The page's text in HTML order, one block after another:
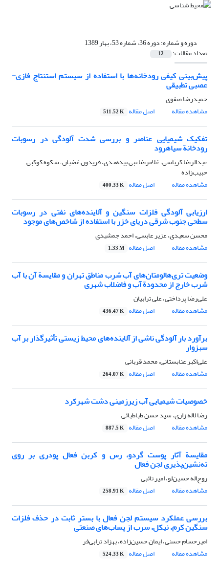
دوره و شماره:دوره 36، شماره 53، بهار 1389
تعداد مقالات: 12
پیش‌بینی کیفی رودخانه‌ها با استفاده از سیستم استنتاج فازی-
عصبی تطبیقی
حمیدرضا صفوی
مشاهده مقاله
اصل مقاله 511.52 K
تفکیک شیمیایی عناصر و بررسی شدت آلودگی در رسوبات
رودخانة سیاهرود
عبدالرضا کرباسی، غلامرضا نبی بیدهندی، فریدون غضبان، شکوه کوکبی
حبیب‌زاده
مشاهده مقاله
اصل مقاله 400.33 K
ارزیابی آلودگی فلزات سنگین و آلاینده‌های نفتی در رسوبات
سطحی جنوب شرقی دریای خزر با استفاده از شاخص‌های موجود
محسن سعیدی، عزیر عابسی، احمد جمشیدی
مشاهده مقاله
اصل مقاله 1.33 M
وضعیت تری‌هالومتان‌های آب شرب مناطق تهران و مقایسة آن با آب
شرب خارج از محدودة آب و فاضلاب شهری
علی‌رضا پرداختی، علی ترابیان
مشاهده مقاله
اصل مقاله 436.47 K
برآورد بار آلودگی ناشی از آلاینده‌های محیط زیستی تأثیرگذار بر آب
سبزوار
علی‌اکبر عنابستانی، محمد قربانی
مشاهده مقاله
اصل مقاله 264.07 K
خصوصیات شیمیایی آب زیرزمینی دشت شهرکرد
رضا لاله زاری، سید حسن طباطبائی
مشاهده مقاله
اصل مقاله 887.5 K
مقایسة آثار پوست گردو، رس و کربن فعال پودری بر روی
ته‌نشین‌پذیری لجن‌ فعال
روح‌اله حسین‌لو، امیر تائبی
مشاهده مقاله
اصل مقاله 258.91 K
بررسی عملکرد سیستم لجن فعال با بستر ثابت در حذف فلزات
سنگین کرم، نیکل، سرب از پساب‌های صنعتی
امیرحسام حسنی، ایمان حسین‌زاده، بهزاد ترابی‌فر
مشاهده مقاله
اصل مقاله 524.33 K